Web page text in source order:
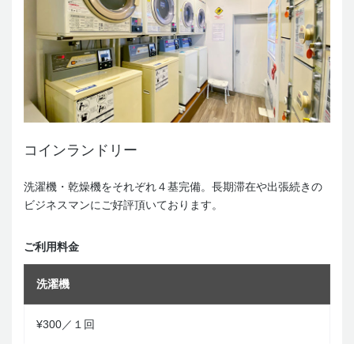
コインランドリー
洗濯機・乾燥機をそれぞれ４基完備。長期滞在や出張続きの
ビジネスマンにご好評頂いております。
ご利用料金
洗濯機
¥300／１回